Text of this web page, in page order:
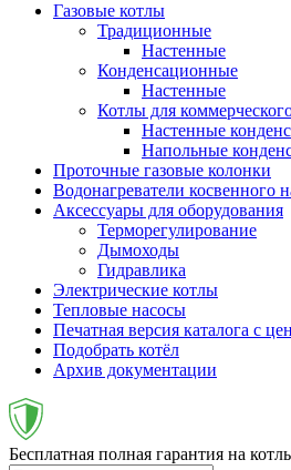
Газовые котлы
Традиционные
Настенные
Конденсационные
Настенные
Котлы для
Настенные
Напольные
Проточные газовые колонки
Водонагреватели косвенного
Аксессуары для оборудования
Терморегулирование
Дымоходы
Гидравлика
Электрические котлы
Тепловые насосы
Печатная версия каталога с
Подобрать котёл
Архив документации
Бесплатная полная гарантия на